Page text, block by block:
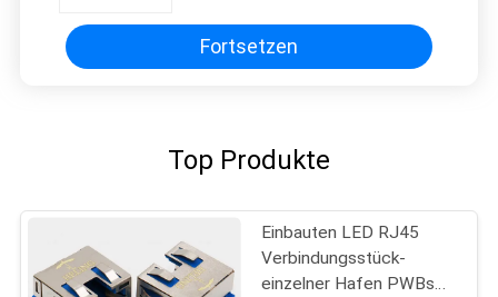
Fortsetzen
Top Produkte
Einbauten LED RJ45
Verbindungsstück-
einzelner Hafen PWBs